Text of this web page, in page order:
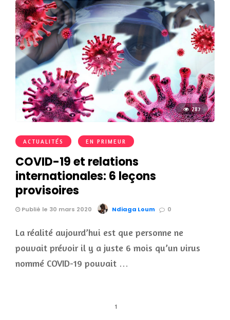
287
ACTUALITÉS EN PRIMEUR
COVID-19 et relations
internationales: 6 leçons
provisoires
Publié le 30 mars 2020 Ndiaga Loum 0
La réalité aujourd’hui est que personne ne
pouvait prévoir il y a juste 6 mois qu’un virus
nommé COVID-19 pouvait …
1